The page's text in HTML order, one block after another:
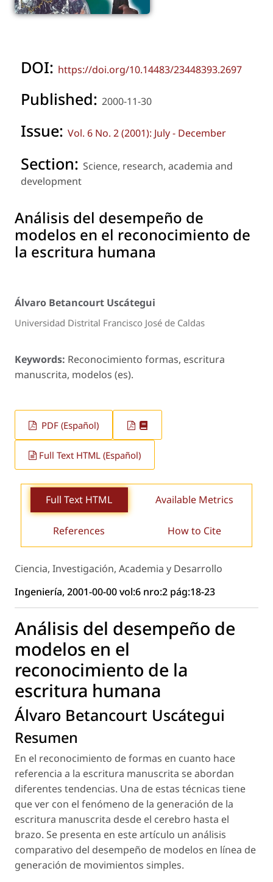
DOI: https://doi.org/10.14483/23448393.2697
Published: 2000-11-30
Issue: Vol. 6 No. 2 (2001): July - December
Section: Science, research, academia and
development
Análisis del desempeño de
modelos en el reconocimiento de
la escritura humana
Álvaro Betancourt Uscátegui
Universidad Distrital Francisco José de Caldas
Keywords: Reconocimiento formas, escritura
manuscrita, modelos (es).
PDF (Español)
Full Text HTML (Español)
Full Text HTML Available Metrics
References How to Cite
Ciencia, Investigación, Academia y Desarrollo
Ingeniería, 2001-00-00 vol:6 nro:2 pág:18-23
Análisis del desempeño de
modelos en el
reconocimiento de la
escritura humana
Álvaro Betancourt Uscátegui
Resumen
En el reconocimiento de formas en cuanto hace
referencia a la escritura manuscrita se abordan
diferentes tendencias. Una de estas técnicas tiene
que ver con el fenómeno de la generación de la
escritura manuscrita desde el cerebro hasta el
brazo. Se presenta en este artículo un análisis
comparativo del desempeño de modelos en línea de
generación de movimientos simples.